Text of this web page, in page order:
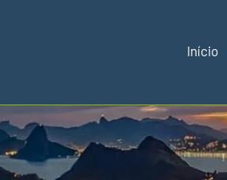
de
Niterói
de
Niterói
RJ
Início